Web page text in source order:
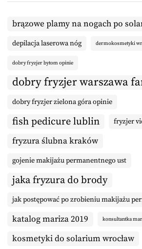
brązowe plamy na nogach po
depilacja laserowa nóg dermokosmetyki
dobry fryzjer bytom opinie
dobry fryzjer warszawa
dobry fryzjer zielona góra opinie
fish pedicure lublin fryzjer
fryzura ślubna kraków
gojenie makijażu permanentnego ust
jaka fryzura do brody
jak postępować po zrobieniu makijażu
katalog mariza 2019 konsultantka
kosmetyki do solarium wrocław